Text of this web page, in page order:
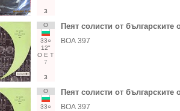
3
О
33○
12"
О Е Т
7
3
Пеят солисти от българските
ВОА 397
О
33○
Пеят солисти от българските
ВОА 397